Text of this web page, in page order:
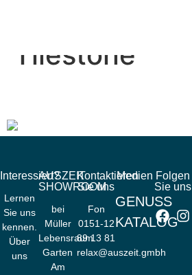
Tilestone
Interessiert?
Lernen
Sie uns
kennen.
Über
uns
AUSZEIT
SHOWROOM
bei
Müller
Lebensraum
Garten
Am
Kontaktieren
Sie uns
Fon
0151-12
89 13 81
relax@auszeit.gmbh
Medien
GENUSS
KATALOG
Folgen
Sie uns